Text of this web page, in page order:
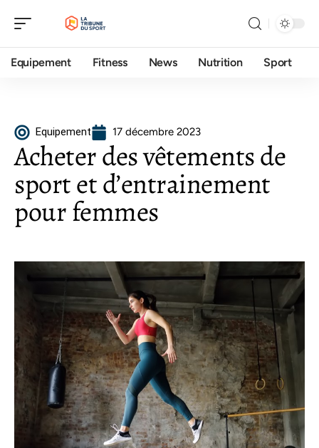
Equipement Fitness News Nutrition Sport
Equipement 17 décembre 2023
Acheter des vêtements de
sport et d’entrainement
pour femmes